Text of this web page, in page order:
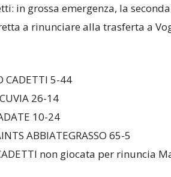
in grossa emergenza, la
a rinunciare alla trasferta a
CADETTI 5-44
26-14
10-24
ABBIATEGRASSO 65-5
non giocata per rinuncia